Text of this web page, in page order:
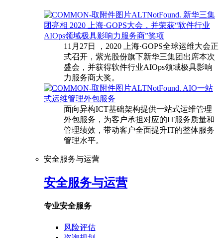
新华三集
团亮相 2020 上海·GOPS大会，并荣获“软件行业
AIOps领域极具影响力服务商”奖项
11月27日 ，2020 上海·GOPS全球运维大会正
式召开，紫光股份旗下新华三集团出席本次
盛会，并获得软件行业AIOps领域极具影响
力服务商大奖。
AIO一站
式运维管理外包服务
面向异构ICT基础架构提供一站式运维管理
外包服务，为客户承担对应的IT服务质量和
管理绩效，带动客户全面提升IT的整体服务
管理水平。
安全服务与运营
安全服务与运营
专业安全服务
风险评估